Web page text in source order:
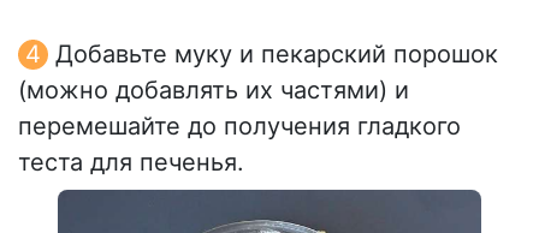
Добавьте муку и пекарский порошок
(можно добавлять их частями) и
перемешайте до получения гладкого
теста для печенья.